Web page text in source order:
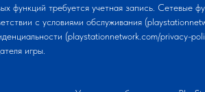
функций требуется учетная запись. Сетевые
с условиями обслуживания
(playstationnetwork.com/privacy-
игры.